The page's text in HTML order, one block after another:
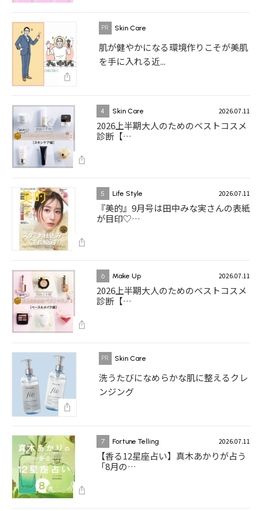
Skin Care
肌が健やかになる環境作りこそが美肌
を手に入れる近...
4 Skin Care 2026.07.11
2026上半期大人のためのベストコスメ
診断【…
5 Life Style 2026.07.11
『美的』9月号は田中みな実さんの表紙
が目印♡…
6 Make Up 2026.07.11
2026上半期大人のためのベストコスメ
診断【…
Skin Care
洗うたびになめらかな肌に整えるクレ
ンジング
7 Fortune Telling 2026.07.11
【香る12星座占い】真木あかりが占う
「8月の…